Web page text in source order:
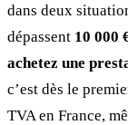
dans deux
dépassent 10 000
achetez une
c’est dès le
TVA en France,